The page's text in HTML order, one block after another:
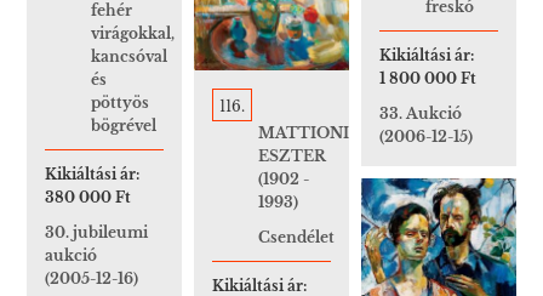
freskó
Kikiáltási ár:
1 800 000 Ft
33. Aukció
(2006-12-15)
fehér
virágokkal,
kancsóval
és
pöttyös
bögrével
Kikiáltási ár:
380 000 Ft
30. jubileumi
aukció
(2005-12-16)
116.
MATTIONI
ESZTER
(1902 -
1993)
Csendélet
Kikiáltási ár: